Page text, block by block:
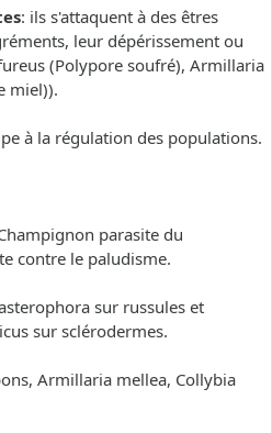
: ils s'attaquent à des êtres
leur dépérissement ou
(Polypore soufré), Armillaria
miel)).
à la régulation des populations.
parasite du
contre le paludisme.
sur russules et
sur sclérodermes.
Armillaria mellea, Collybia